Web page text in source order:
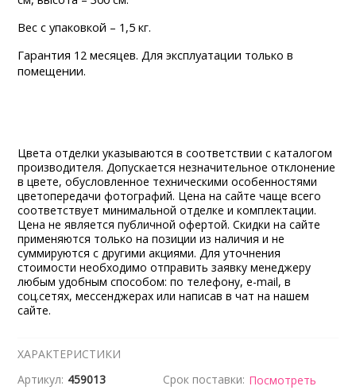
Вес с упаковкой – 1,5 кг.
Гарантия 12 месяцев. Для эксплуатации только в
помещении.
Цвета отделки указываются в соответствии с каталогом
производителя. Допускается незначительное отклонение
в цвете, обусловленное техническими особенностями
цветопередачи фотографий. Цена на сайте чаще всего
соответствует минимальной отделке и комплектации.
Цена не является публичной офертой. Скидки на сайте
применяются только на позиции из наличия и не
суммируются с другими акциями. Для уточнения
стоимости необходимо отправить заявку менеджеру
любым удобным способом: по телефону, e-mail, в
соц.сетях, мессенджерах или написав в чат на нашем
сайте.
ХАРАКТЕРИСТИКИ
Артикул: 459013 Срок поставки: Посмотреть